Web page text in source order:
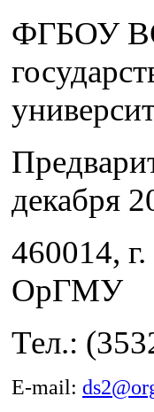
ФГБОУ
декабря
460014,
ОрГМУ
Тел.:
E-mail: